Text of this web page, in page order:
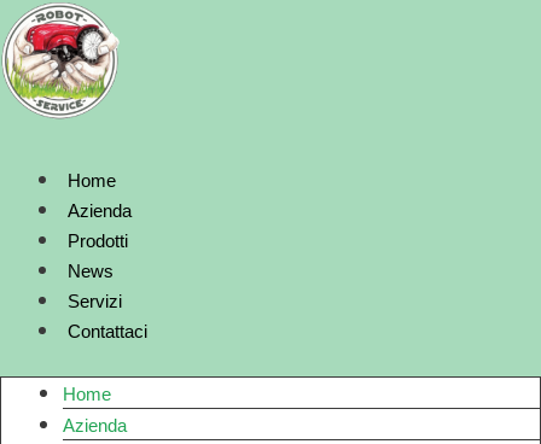
Vai
al
contenuto
Home
Azienda
Prodotti
News
Servizi
Contattaci
Home
Azienda